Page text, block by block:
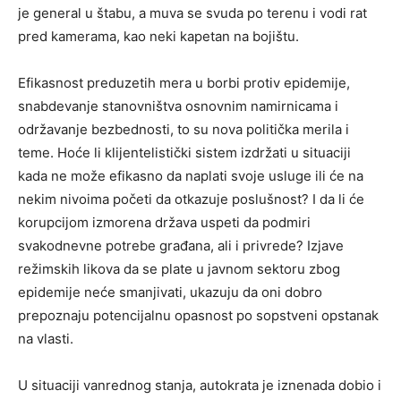
je general u štabu, a muva se svuda po terenu i vodi rat
pred kamerama, kao neki kapetan na bojištu.
Efikasnost preduzetih mera u borbi protiv epidemije,
snabdevanje stanovništva osnovnim namirnicama i
održavanje bezbednosti, to su nova politička merila i
teme. Hoće li klijentelistički sistem izdržati u situaciji
kada ne može efikasno da naplati svoje usluge ili će na
nekim nivoima početi da otkazuje poslušnost? I da li će
korupcijom izmorena država uspeti da podmiri
svakodnevne potrebe građana, ali i privrede? Izjave
režimskih likova da se plate u javnom sektoru zbog
epidemije neće smanjivati, ukazuju da oni dobro
prepoznaju potencijalnu opasnost po sopstveni opstanak
na vlasti.
U situaciji vanrednog stanja, autokrata je iznenada dobio i